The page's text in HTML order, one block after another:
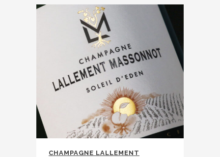
CHAMPAGNE LALLEMENT